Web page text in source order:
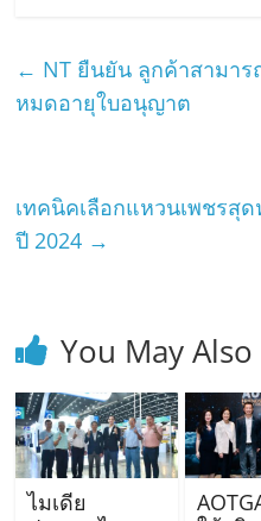
← NT ยืนยัน ลูกค้าสามาร
หมดอายุใบอนุญาต
เทคนิคเลือกแหวนเพชรสุ
ปี 2024 →
You May
ไมเดีย